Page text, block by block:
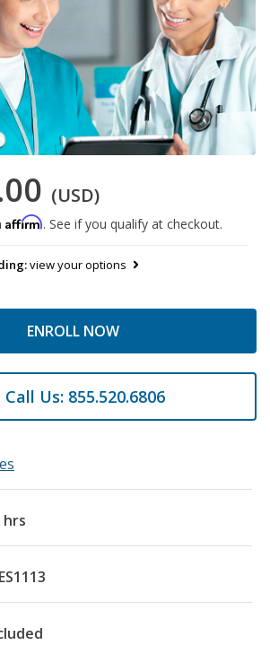
(USD)
Affirm. See if you qualify at checkout.
view your options
ENROLL NOW
Call Us: 855.520.6806
hrs